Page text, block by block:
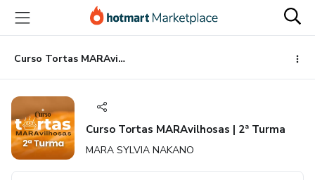
para
conteúdo
principal
para
pagamento
para
rodapé
Curso Tortas MARAvilhosas | 2ª Turma
Curso Tortas MARAvilhosas | 2ª Turma
MARA SYLVIA NAKANO